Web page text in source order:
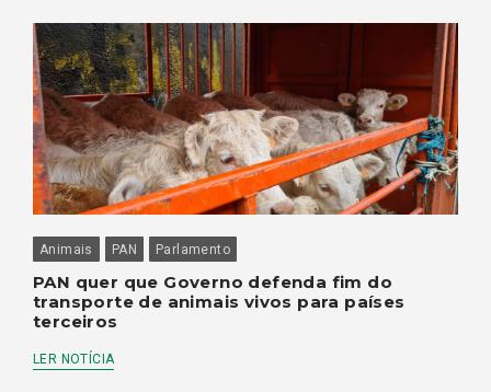
Animais PAN Parlamento
PAN quer que Governo defenda fim do
transporte de animais vivos para países
terceiros
LER NOTÍCIA